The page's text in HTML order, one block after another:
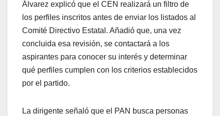
Álvarez explicó que el CEN realizará un filtro de
los perfiles inscritos antes de enviar los listados al
Comité Directivo Estatal. Añadió que, una vez
concluida esa revisión, se contactará a los
aspirantes para conocer su interés y determinar
qué perfiles cumplen con los criterios establecidos
por el partido.
La dirigente señaló que el PAN busca personas